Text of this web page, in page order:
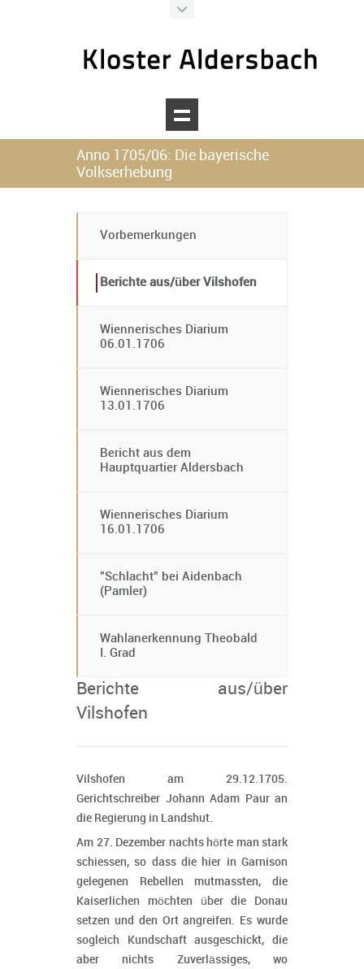
Anno 1705/06: Die bayerische
Volkserhebung
Vorbemerkungen
Berichte aus/über Vilshofen
Wiennerisches Diarium
06.01.1706
Wiennerisches Diarium
13.01.1706
Bericht aus dem
Hauptquartier Aldersbach
Wiennerisches Diarium
16.01.1706
"Schlacht" bei Aidenbach
(Pamler)
Wahlanerkennung Theobald
I. Grad
Berichte aus/über
Vilshofen
Vilshofen am 29.12.1705.
Gerichtschreiber Johann Adam Paur an
die Regierung in Landshut.
Am 27. Dezember nachts hörte man stark
schiessen, so dass die hier in Garnison
gelegenen Rebellen mutmassten, die
Kaiserlichen möchten über die Donau
setzen und den Ort angreifen. Es wurde
sogleich Kundschaft ausgeschickt, die
aber nichts Zuverlässiges, wo
Ihr digitaler Assistent
Wie kann ich Ihnen heute helfen?